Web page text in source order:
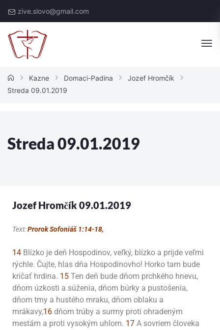
zive.slovo@gmail.com
Kazne Domaci-Padina
Jozef Hromčík
Streda 09.01.2019
Streda 09.01.2019
Jozef Hromčík 09.01.2019
Text:Prorok Sofoniáš 1:14-18,
14 Blízko je deň Hospodinov, veľký, blízko a prijde veľmi
rýchle. Čujte, hlas dňa Hospodinovho! Horko tam bude
kričať hrdina. 15 Ten deň bude dňom prchkého hnevu,
dňom úzkosti a súženia, dňom búrky a pustošenia,
dňom tmy a hustého mraku, dňom oblaku a
mrákavy,16 dňom trúby a surmy proti ohradeným
mestám a proti vysokým uhlom. 17 A sovriem človeka